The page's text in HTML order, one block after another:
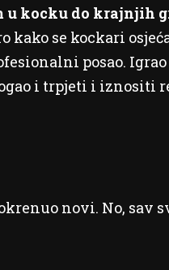
u kocku do krajnjih
kako se kockari
posao.
i trpjeti i iznositi
novi. No, sav